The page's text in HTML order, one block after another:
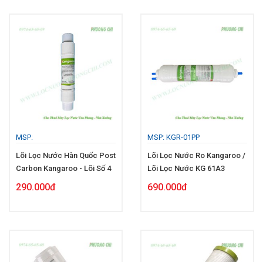
MSP:
Lõi Lọc Nước Hàn Quốc Post
Carbon Kangaroo - Lõi Số 4
290.000đ
MSP: KGR-01PP
Lõi Lọc Nước Ro Kangaroo /
Lõi Lọc Nước KG 61A3
690.000đ